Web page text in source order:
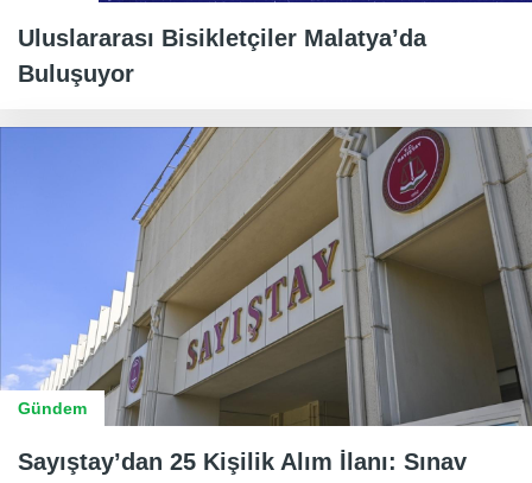
Uluslararası Bisikletçiler Malatya’da
Buluşuyor
Gündem
Sayıştay’dan 25 Kişilik Alım İlanı: Sınav